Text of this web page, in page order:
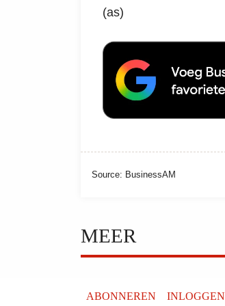
(as)
Source: BusinessAM
MEER
ABONNEREN INLOGGEN